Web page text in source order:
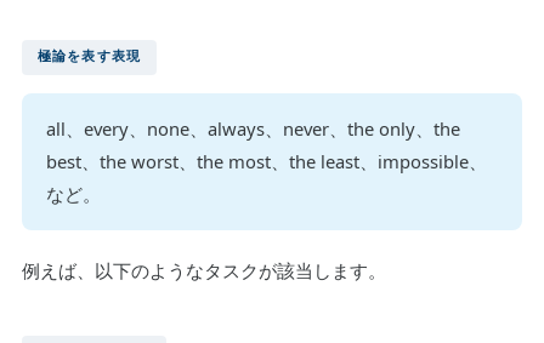
極論を表す表現
all、every、none、always、never、the only、the
best、the worst、the most、the least、impossible、
など。
例えば、以下のようなタスクが該当します。